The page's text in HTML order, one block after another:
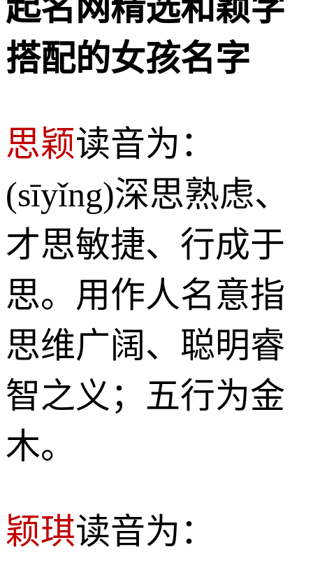
起名网精选和颖字
搭配的女孩名字
思颖读音为：
(sīyǐng)深思熟虑、
才思敏捷、行成于
思。用作人名意指
思维广阔、聪明睿
智之义；五行为金
木。
颖琪读音为：